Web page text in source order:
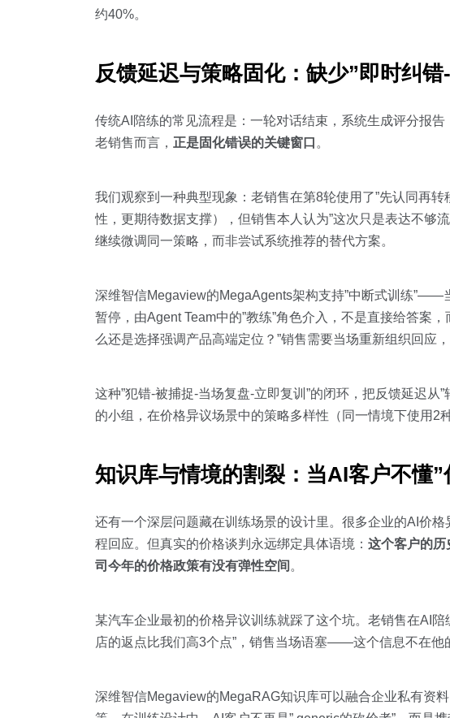
约40%。
反馈延迟与策略固化：缺少”即时纠
传统AI陪练的常见流程是：一轮对话结束，系统生成评分报
老销售而言， 正是固化错误的关键窗口 。
我们观察到一种典型现象：老销售在第8轮使用了”先认同再
性，更期待数据支撑），但销售本人认为”这次只是表达不够
继续微调同一策略，而非尝试系统推荐的替代方案。
深维智信Megaview的MegaAgents架构支持”中断式训练
暂停，由Agent Team中的”教练”角色介入，不是直接给答案
么还是选择强调产品高端定位？”销售需要当场重新组织回应
这种”犯错-被捕捉-当场复盘-立即复训”的闭环，把反馈延迟从
的小组，在价格异议场景中的策略多样性（同一情境下使用2
知识库与情境的割裂：当AI客户不懂”
还有一个深层问题藏在训练场景的设计里。很多企业的AI价
程回应。但真实的价格谈判永远绑定具体语境： 这个客户的历
司今年的价格政策有没有弹性空间 。
某汽车企业最初的价格异议训练就踩了这个坑。老销售在AI
店的返点比我们高3个点”，销售当场语塞——这个信息不在他
深维智信Megaview的MegaRAG知识库可以融合企业私有资